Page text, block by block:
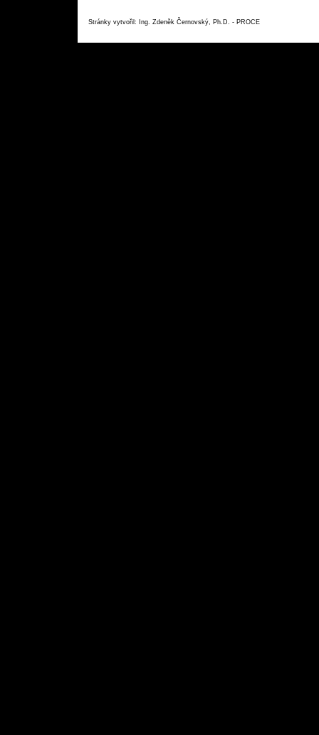
Stránky vytvořil: Ing. Zdeněk Černovský, Ph.D. - PROC E